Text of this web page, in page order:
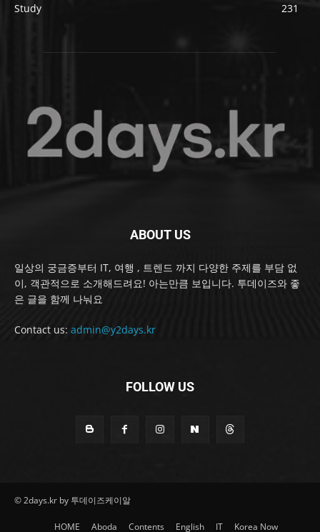
Study
231
ABOUT US
일상의 궁금증부터 IT, 여행 , 트렌드 까지 다양한 주제를 부담 없
이, 객관적으로 소개해드려요! 아는만큼 보입니다. 투데이즈와 좋
은 글을 함께 나눠요
Contact us: admin@y2days.kr
FOLLOW US
© 2days.kr by 투데이즈케이알
HOME Aboda Contents English IT Korea Now